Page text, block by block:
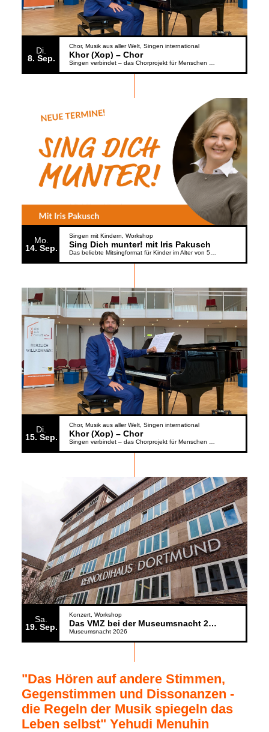
Di.
8 Sep.
Chor Musik aus aller Welt Singen international
Khor (Xop) – Chor
Singen verbindet – das Chorprojekt für Menschen aus der Ukraine
Mo.
14 Sep.
Singen mit Kindern Workshop
Sing Dich munter! mit Iris Pakusch
Das beliebte Mitsingformat für Kinder im Alter von 5 bis 6 Jahren geht weiter
Di.
15 Sep.
Chor Musik aus aller Welt Singen international
Khor (Xop) – Chor
Singen verbindet – das Chorprojekt für Menschen aus der Ukraine
Sa.
19 Sep.
Konzert Workshop
Das VMZ bei der Museumsnacht 2026
Museumsnacht 2026
"Das Hören auf andere Stimmen,
Gegenstimmen und Dissonanzen -
die Regeln der Musik spiegeln das
Leben selbst" Yehudi Menuhin